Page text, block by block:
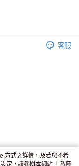
，7天內取。逾期後
客服
方式之詳情，及若您不希
定，請參閱本網站「 私隱